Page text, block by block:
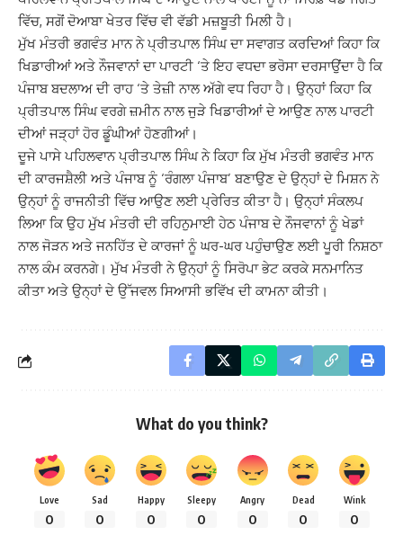
ਵਿੱਚ, ਸਗੋਂ ਦੋਆਬਾ ਖੇਤਰ ਵਿੱਚ ਵੀ ਵੱਡੀ ਮਜ਼ਬੂਤੀ ਮਿਲੀ ਹੈ।
ਮੁੱਖ ਮੰਤਰੀ ਭਗਵੰਤ ਮਾਨ ਨੇ ਪ੍ਰੀਤਪਾਲ ਸਿੰਘ ਦਾ ਸਵਾਗਤ ਕਰਦਿਆਂ ਕਿਹਾ ਕਿ
ਖਿਡਾਰੀਆਂ ਅਤੇ ਨੌਜਵਾਨਾਂ ਦਾ ਪਾਰਟੀ ‘ਤੇ ਇਹ ਵਧਦਾ ਭਰੋਸਾ ਦਰਸਾਉਂਦਾ ਹੈ ਕਿ
ਪੰਜਾਬ ਬਦਲਾਅ ਦੀ ਰਾਹ ‘ਤੇ ਤੇਜ਼ੀ ਨਾਲ ਅੱਗੇ ਵਧ ਰਿਹਾ ਹੈ। ਉਨ੍ਹਾਂ ਕਿਹਾ ਕਿ
ਪ੍ਰੀਤਪਾਲ ਸਿੰਘ ਵਰਗੇ ਜ਼ਮੀਨ ਨਾਲ ਜੁੜੇ ਖਿਡਾਰੀਆਂ ਦੇ ਆਉਣ ਨਾਲ ਪਾਰਟੀ
ਦੀਆਂ ਜੜ੍ਹਾਂ ਹੋਰ ਡੂੰਘੀਆਂ ਹੋਣਗੀਆਂ।
ਦੂਜੇ ਪਾਸੇ ਪਹਿਲਵਾਨ ਪ੍ਰੀਤਪਾਲ ਸਿੰਘ ਨੇ ਕਿਹਾ ਕਿ ਮੁੱਖ ਮੰਤਰੀ ਭਗਵੰਤ ਮਾਨ
ਦੀ ਕਾਰਜਸ਼ੈਲੀ ਅਤੇ ਪੰਜਾਬ ਨੂੰ ‘ਰੰਗਲਾ ਪੰਜਾਬ’ ਬਣਾਉਣ ਦੇ ਉਨ੍ਹਾਂ ਦੇ ਮਿਸ਼ਨ ਨੇ
ਉਨ੍ਹਾਂ ਨੂੰ ਰਾਜਨੀਤੀ ਵਿੱਚ ਆਉਣ ਲਈ ਪ੍ਰੇਰਿਤ ਕੀਤਾ ਹੈ। ਉਨ੍ਹਾਂ ਸੰਕਲਪ
ਲਿਆ ਕਿ ਉਹ ਮੁੱਖ ਮੰਤਰੀ ਦੀ ਰਹਿਨੁਮਾਈ ਹੇਠ ਪੰਜਾਬ ਦੇ ਨੌਜਵਾਨਾਂ ਨੂੰ ਖੇਡਾਂ
ਨਾਲ ਜੋੜਨ ਅਤੇ ਜਨਹਿੱਤ ਦੇ ਕਾਰਜਾਂ ਨੂੰ ਘਰ-ਘਰ ਪਹੁੰਚਾਉਣ ਲਈ ਪੂਰੀ ਨਿਸ਼ਠਾ
ਨਾਲ ਕੰਮ ਕਰਨਗੇ। ਮੁੱਖ ਮੰਤਰੀ ਨੇ ਉਨ੍ਹਾਂ ਨੂੰ ਸਿਰੋਪਾ ਭੇਟ ਕਰਕੇ ਸਨਮਾਨਿਤ
ਕੀਤਾ ਅਤੇ ਉਨ੍ਹਾਂ ਦੇ ਉੱਜਵਲ ਸਿਆਸੀ ਭਵਿੱਖ ਦੀ ਕਾਮਨਾ ਕੀਤੀ।
What do you think?
Love
0
Sad
0
Happy
0
Sleepy
0
Angry
0
Dead
0
Wink
0